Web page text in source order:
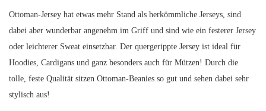
Ottoman-Jersey hat etwas mehr Stand als herkömmliche Jerseys, sind
dabei aber wunderbar angenehm im Griff und sind wie ein festerer Jersey
oder leichterer Sweat einsetzbar. Der quergerippte Jersey ist ideal für
Hoodies, Cardigans und ganz besonders auch für Mützen! Durch die
tolle, feste Qualität sitzen Ottoman-Beanies so gut und sehen dabei sehr
stylisch aus!